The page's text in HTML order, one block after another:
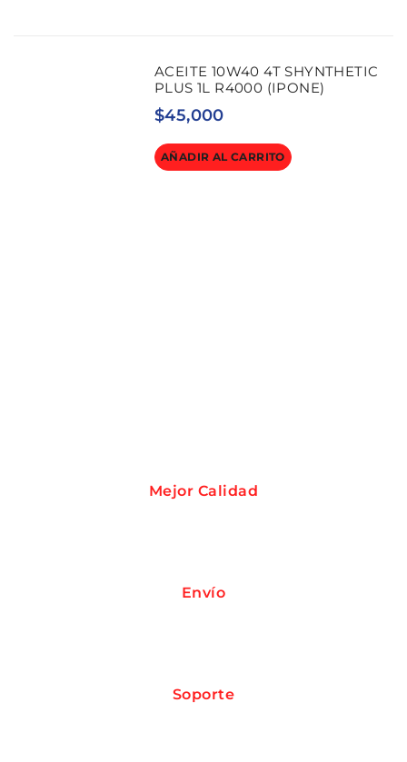
ACEITE 10W40 4T SHYNTHETIC
PLUS 1L R4000 (IPONE)
$45,000
AÑADIR AL CARRITO
Mejor Calidad
Envío
Soporte